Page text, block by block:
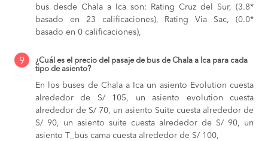
bus desde Chala a Ica son: Rating Cruz del Sur, (3.8*
basado en 23 calificaciones), Rating Via Sac, (0.0*
basado en 0 calificaciones),
9
¿Cuál es el precio del pasaje de bus de Chala a Ica para cada
tipo de asiento?
En los buses de Chala a Ica un asiento Evolution cuesta
alrededor de S/ 105, un asiento evolution cuesta
alrededor de S/ 70, un asiento Suite cuesta alrededor de
S/ 90, un asiento suite cuesta alrededor de S/ 90, un
asiento T_bus cama cuesta alrededor de S/ 100,